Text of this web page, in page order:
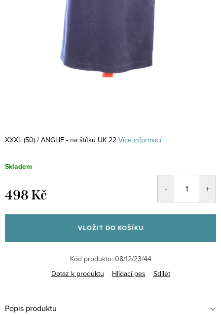
XXXL (50) / ANGLIE - na štítku UK 22 Více informací
Skladem
498 Kč
cena:
VLOŽIT DO KOŠÍKU
Kód produktu: 08/12/23/44
Dotaz k produktu
Hlídací pes Sdílet
Popis produktu